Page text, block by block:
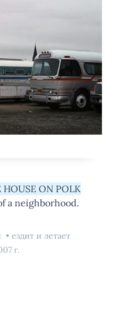
HOUSE ON POLK
a neighborhood.
ездит и летает
г.